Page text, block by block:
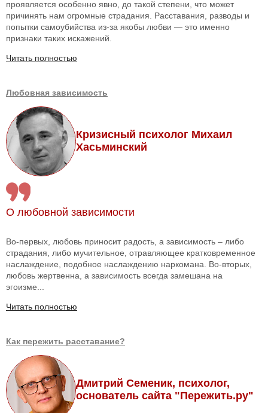
проявляется особенно явно, до такой степени, что может
причинять нам огромные страдания. Расставания, разводы и
попытки самоубийства из-за якобы любви — это именно
признаки таких искажений.
Читать полностью
Любовная зависимость
Кризисный психолог Михаил
Хасьминский
О любовной зависимости
Во-первых, любовь приносит радость, а зависимость – либо
страдания, либо мучительное, отравляющее кратковременное
наслаждение, подобное наслаждению наркомана. Во-вторых,
любовь жертвенна, а зависимость всегда замешана на
эгоизме...
Читать полностью
Как пережить расставание?
Дмитрий Семеник, психолог,
основатель сайта "Пережить.ру"